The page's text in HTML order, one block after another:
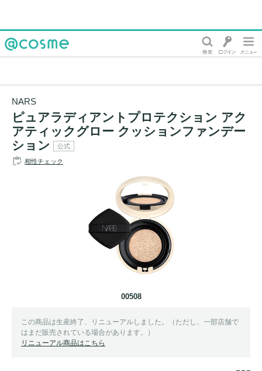
NARS
ピュアラディアントプロテクション アク
アティックグロー クッションファンデー
ション
公式
相性チェック
00508
この商品は生産終了、リニューアルしました。（ただし、一部店舗で
はまだ販売されている場合があります。）
リニューアル商品はこちら